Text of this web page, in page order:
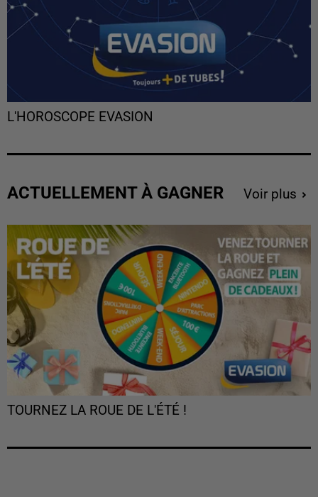
L'HOROSCOPE EVASION
ACTUELLEMENT À GAGNER Voir plus
TOURNEZ LA ROUE DE L'ÉTÉ !